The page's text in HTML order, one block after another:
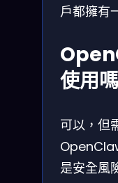
戶都擁有
使用
可以，但
是安全風